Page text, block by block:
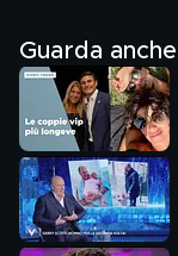
Guarda anche